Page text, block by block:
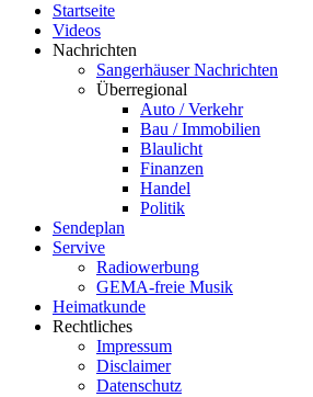
Startseite
Videos
Nachrichten
Sangerhäuser Nachrichten
Überregional
Auto / Verkehr
Bau / Immobilien
Blaulicht
Finanzen
Handel
Politik
Sendeplan
Servive
Radiowerbung
GEMA-freie Musik
Heimatkunde
Rechtliches
Impressum
Disclaimer
Datenschutz